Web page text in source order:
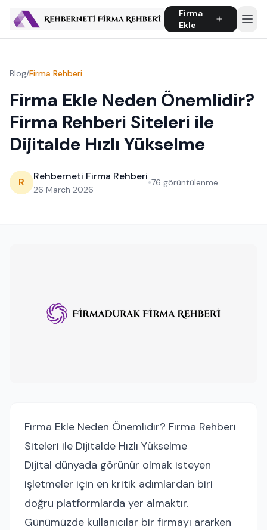
Firma
Ekle
Blog/Firma Rehberi
Firma Ekle Neden Önemlidir?
Firma Rehberi Siteleri ile
Dijitalde Hızlı Yükselme
R Rehberneti Firma Rehberi
26 March 2026
•76 görüntülenme
Firma Ekle Neden Önemlidir? Firma Rehberi
Siteleri ile Dijitalde Hızlı Yükselme
Dijital dünyada görünür olmak isteyen
işletmeler için en kritik adımlardan biri
doğru platformlarda yer almaktır.
Günümüzde kullanıcılar bir firmayı ararken